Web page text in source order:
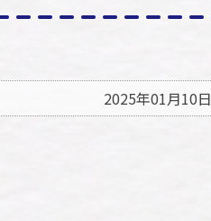
2025年01月10日